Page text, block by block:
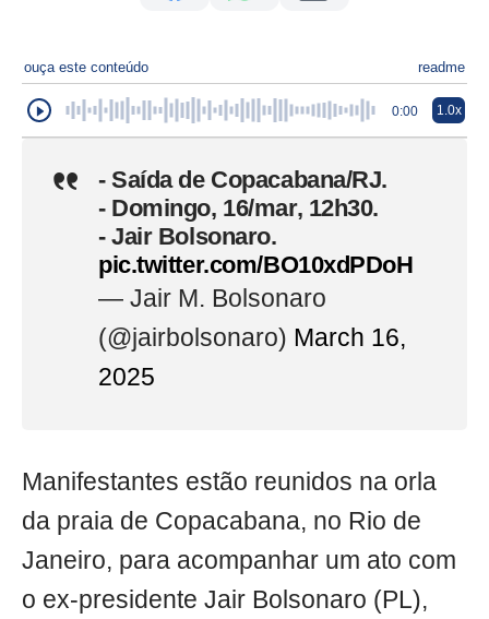
ouça este conteúdo readme
0:00 1.0x
- Saída de Copacabana/RJ.
- Domingo, 16/mar, 12h30.
- Jair Bolsonaro.
pic.twitter.com/BO10xdPDoH
— Jair M. Bolsonaro
(@jairbolsonaro) March 16,
2025
Manifestantes estão reunidos na orla
da praia de Copacabana, no Rio de
Janeiro, para acompanhar um ato com
o ex-presidente Jair Bolsonaro (PL),